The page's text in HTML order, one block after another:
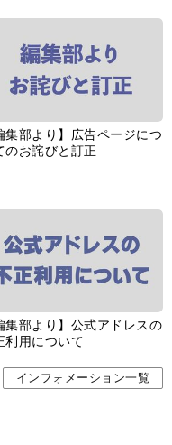
集部より】広告ページにつ
のお詫びと訂正
集部より】公式アドレスの
利用について
インフォメーション一覧